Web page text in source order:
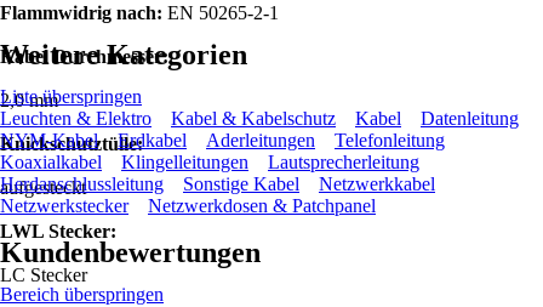
Flammwidrig nach: EN 50265-2-1
Kabel Durchmesser:
2,0 mm
Knickschutztülle:
aufgesteckt
LWL Stecker:
LC Stecker
Weitere Kategorien
Liste überspringen
Leuchten & Elektro
Kabel & Kabelschutz Kabel
Datenleitung
NYM-Kabel
Erdkabel Aderleitungen
Telefonleitung
Koaxialkabel
Klingelleitungen
Lautsprecherleitung
Herdanschlussleitung
Sonstige Kabel
Netzwerkkabel
Netzwerkstecker
Netzwerkdosen & Patchpanel
Kundenbewertungen
Bereich überspringen